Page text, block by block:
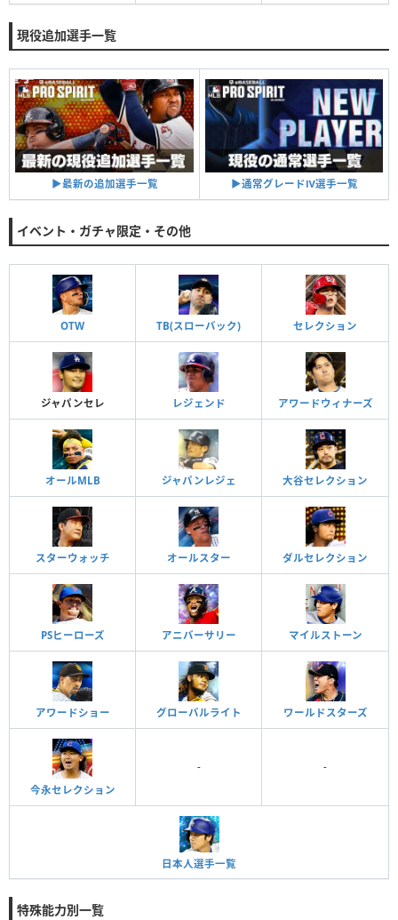
現役追加選手一覧
▶︎最新の追加選手一覧 ▶︎通常グレードⅣ選手一覧
イベント・ガチャ限定・その他
OTW TB(スローバック) セレクション
ジャパンセレ レジェンド アワードウィナーズ
オールMLB ジャパンレジェ 大谷セレクション
スターウォッチ オールスター ダルセレクション
PSヒーローズ アニバーサリー マイルストーン
アワードショー グローバルライト ワールドスターズ
今永セレクション
- -
日本人選手一覧
特殊能力別一覧